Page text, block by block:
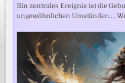
Ein zentrales Ereignis ist die
ungewöhnlichen Umständen:…